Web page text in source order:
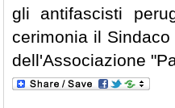
gli antifascisti
cerimonia il
dell'Associazione